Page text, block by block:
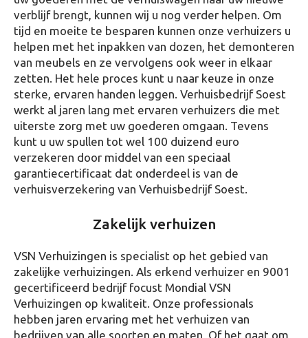
verblijf brengt, kunnen wij u nog verder helpen. Om
tijd en moeite te besparen kunnen onze verhuizers u
helpen met het inpakken van dozen, het demonteren
van meubels en ze vervolgens ook weer in elkaar
zetten. Het hele proces kunt u naar keuze in onze
sterke, ervaren handen leggen. Verhuisbedrijf Soest
werkt al jaren lang met ervaren verhuizers die met
uiterste zorg met uw goederen omgaan. Tevens
kunt u uw spullen tot wel 100 duizend euro
verzekeren door middel van een speciaal
garantiecertificaat dat onderdeel is van de
verhuisverzekering van Verhuisbedrijf Soest.
Zakelijk verhuizen
VSN Verhuizingen is specialist op het gebied van
zakelijke verhuizingen. Als erkend verhuizer en 9001
gecertificeerd bedrijf focust Mondial VSN
Verhuizingen op kwaliteit. Onze professionals
hebben jaren ervaring met het verhuizen van
bedrijven van alle soorten en maten. Of het gaat om